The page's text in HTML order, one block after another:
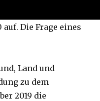
Die Frage eines
Land und
zu dem
2019 die